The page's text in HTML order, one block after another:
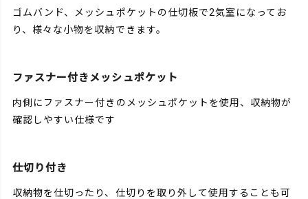
ゴムバンド、メッシュポケットの仕切板で2気室になってお
り、様々な小物を収納できます。
ファスナー付きメッシュポケット
内側にファスナー付きのメッシュポケットを使用、収納物が
確認しやすい仕様です
仕切り付き
収納物を仕切ったり、仕切りを取り外して使用することも可